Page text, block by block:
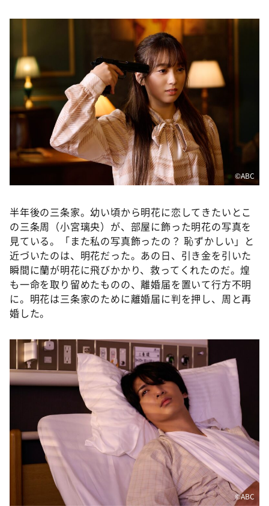
©️ABC
半年後の三条家。幼い頃から明花に恋してきたいとこ
の三条周（小宮璃央）が、部屋に飾った明花の写真を
見ている。「また私の写真飾ったの？ 恥ずかしい」と
近づいたのは、明花だった。あの日、引き金を引いた
瞬間に蘭が明花に飛びかかり、救ってくれたのだ。煌
も一命を取り留めたものの、離婚届を置いて行方不明
に。明花は三条家のために離婚届に判を押し、周と再
婚した。
©️ABC